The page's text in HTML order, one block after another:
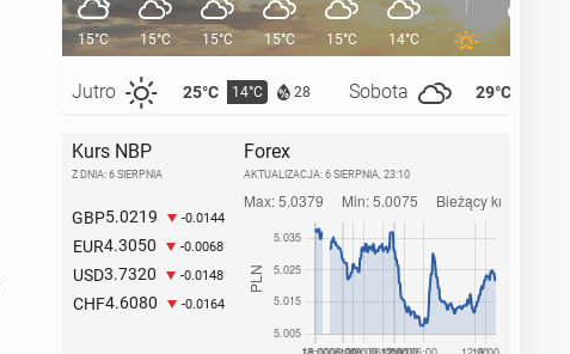
15°C
Jutro 25°C 14°C 28 Sobota 29°C
15°C 15°C 15°C 15°C 14°C
Kurs NBP
Z DNIA: 6 SIERPNIA
GBP5.0219 -0.0144
EUR4.3050 -0.0068
USD3.7320 -0.0148
CHF4.6080 -0.0164
Forex
AKTUALIZACJA: 6 SIERPNIA, 23:10